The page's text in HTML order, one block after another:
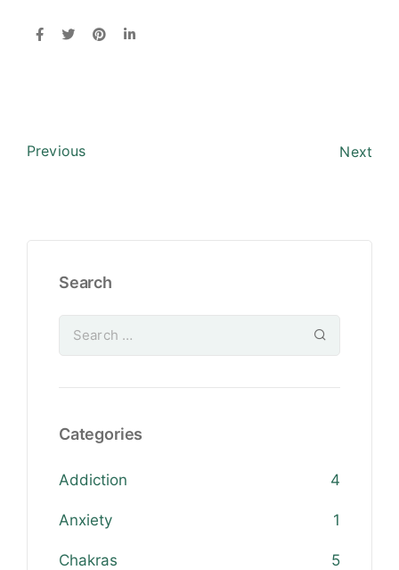
Previous Next
Search
Categories
Addiction 4
Anxiety 1
Chakras 5